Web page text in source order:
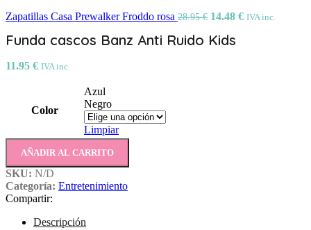
Zapatillas Casa Prewalker Froddo rosa 28.95€ 14.48 € IVA inc.
Funda cascos Banz Anti Ruido Kids
11.95 € IVA inc.
Color
Azul
Negro
Limpiar
AÑADIR AL CARRITO
SKU: N/D
Categoría: Entretenimiento
Compartir:
Descripción